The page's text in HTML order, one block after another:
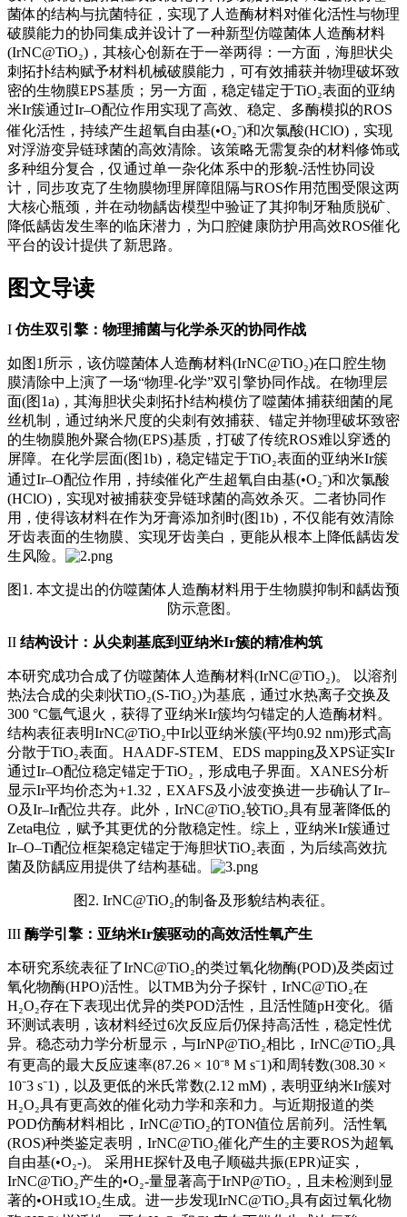
菌体的结构与抗菌特征，实现了人造酶材料对催化活性与物理
破膜能力的协同集成并设计了一种新型仿噬菌体人造酶材料
(IrNC@TiO₂)，其核心创新在于一举两得：一方面，海胆状尖
刺拓扑结构赋予材料机械破膜能力，可有效捕获并物理破坏致
密的生物膜EPS基质；另一方面，稳定锚定于TiO₂表面的亚纳
米Ir簇通过Ir–O配位作用实现了高效、稳定、多酶模拟的ROS
催化活性，持续产生超氧自由基(•O₂⁻)和次氯酸(HClO)，实现
对浮游变异链球菌的高效清除。该策略无需复杂的材料修饰或
多种组分复合，仅通过单一杂化体系中的形貌-活性协同设
计，同步攻克了生物膜物理屏障阻隔与ROS作用范围受限这两
大核心瓶颈，并在动物龋齿模型中验证了其抑制牙釉质脱矿、
降低龋齿发生率的临床潜力，为口腔健康防护用高效ROS催化
平台的设计提供了新思路。
图文导读
I 仿生双引擎：物理捕菌与化学杀灭的协同作战
如图1所示，该仿噬菌体人造酶材料(IrNC@TiO₂)在口腔生物
膜清除中上演了一场“物理-化学”双引擎协同作战。在物理层
面(图1a)，其海胆状尖刺拓扑结构模仿了噬菌体捕获细菌的尾
丝机制，通过纳米尺度的尖刺有效捕获、锚定并物理破坏致密
的生物膜胞外聚合物(EPS)基质，打破了传统ROS难以穿透的
屏障。在化学层面(图1b)，稳定锚定于TiO₂表面的亚纳米Ir簇
通过Ir–O配位作用，持续催化产生超氧自由基(•O₂⁻)和次氯酸
(HClO)，实现对被捕获变异链球菌的高效杀灭。二者协同作
用，使得该材料在作为牙膏添加剂时(图1b)，不仅能有效清除
牙齿表面的生物膜、实现牙齿美白，更能从根本上降低龋齿发
生风险。
图1. 本文提出的仿噬菌体人造酶材料用于生物膜抑制和龋齿预
防示意图。
II 结构设计：从尖刺基底到亚纳米Ir簇的精准构筑
本研究成功合成了仿噬菌体人造酶材料(IrNC@TiO₂)。 以溶剂
热法合成的尖刺状TiO₂(S-TiO₂)为基底，通过水热离子交换及
300 °C氩气退火，获得了亚纳米Ir簇均匀锚定的人造酶材料。
结构表征表明IrNC@TiO₂中Ir以亚纳米簇(平均0.92 nm)形式高
分散于TiO₂表面。HAADF-STEM、EDS mapping及XPS证实Ir
通过Ir–O配位稳定锚定于TiO₂，形成电子界面。XANES分析
显示Ir平均价态为+1.32，EXAFS及小波变换进一步确认了Ir–
O及Ir–Ir配位共存。此外，IrNC@TiO₂较TiO₂具有显著降低的
Zeta电位，赋予其更优的分散稳定性。综上，亚纳米Ir簇通过
Ir–O–Ti配位框架稳定锚定于海胆状TiO₂表面，为后续高效抗
菌及防龋应用提供了结构基础。
图2. IrNC@TiO₂的制备及形貌结构表征。
III 酶学引擎：亚纳米Ir簇驱动的高效活性氧产生
本研究系统表征了IrNC@TiO₂的类过氧化物酶(POD)及类卤过
氧化物酶(HPO)活性。以TMB为分子探针，IrNC@TiO₂在
H₂O₂存在下表现出优异的类POD活性，且活性随pH变化。循
环测试表明，该材料经过6次反应后仍保持高活性，稳定性优
异。稳态动力学分析显示，与IrNP@TiO₂相比，IrNC@TiO₂具
有更高的最大反应速率(87.26 × 10⁻⁸ M s⁻1)和周转数(308.30 ×
10⁻3 s⁻1)，以及更低的米氏常数(2.12 mM)，表明亚纳米Ir簇对
H₂O₂具有更高效的催化动力学和亲和力。与近期报道的类
POD仿酶材料相比，IrNC@TiO₂的TON值位居前列。活性氧
(ROS)种类鉴定表明，IrNC@TiO₂催化产生的主要ROS为超氧
自由基(•O₂-)。 采用HE探针及电子顺磁共振(EPR)证实，
IrNC@TiO₂产生的•O₂-量显著高于IrNP@TiO₂，且未检测到显
著的•OH或1O₂生成。进一步发现IrNC@TiO₂具有卤过氧化物